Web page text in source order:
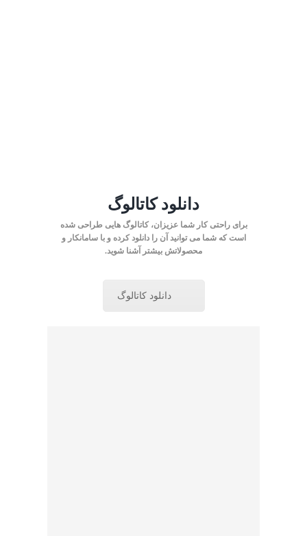
دانلود کاتالوگ
برای راحتی کار شما عزیزان، کاتالوگ هایی طراحی شده
است که شما می توانید آن را دانلود کرده و با سامانکار و
محصولاتش بیشتر آشنا شوید.
دانلود کاتالوگ